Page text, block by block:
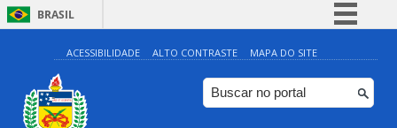
BRASIL
Simplifique!
Comunica BR
Participe
ACESSIBILIDADE ALTO CONTRASTE MAPA DO SITE